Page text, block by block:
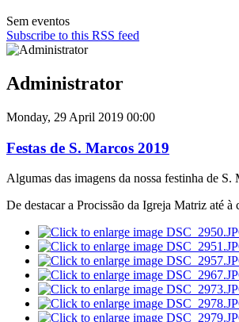
Sem eventos
Subscribe to this RSS feed
Administrator
Monday, 29 April 2019 00:00
Festas de S. Marcos 2019
Algumas das imagens da nossa festinha de S.
De destacar a Procissão da Igreja Matriz até